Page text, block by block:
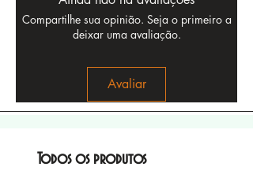
Compartilhe sua opinião. Seja o primeiro a
deixar uma avaliação.
Avaliar
Todos os produtos